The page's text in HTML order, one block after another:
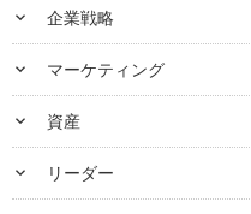
keyboard_arrow_down 企業戦略
keyboard_arrow_down マーケティング
keyboard_arrow_down 資産
keyboard_arrow_down リーダー